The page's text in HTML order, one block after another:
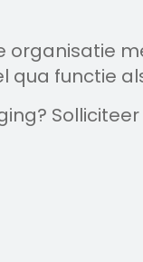
organisatie
qua functie